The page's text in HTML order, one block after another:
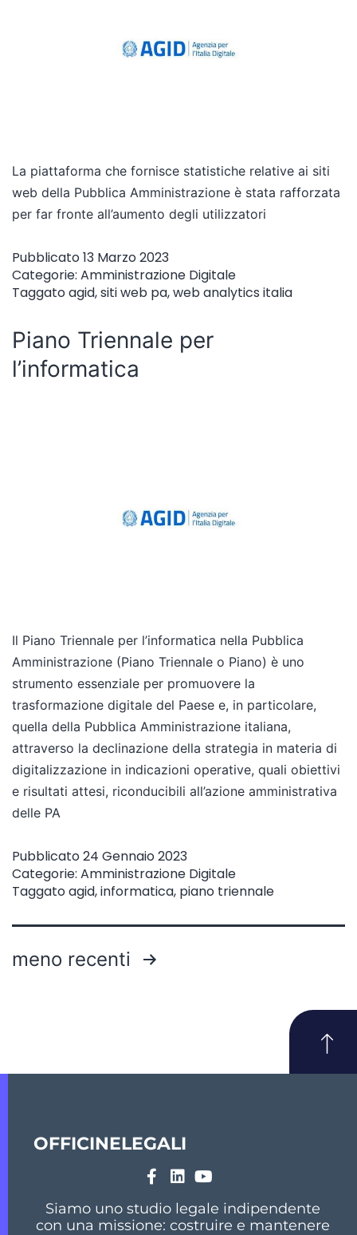
La piattaforma che fornisce statistiche relative ai siti
web della Pubblica Amministrazione è stata rafforzata
per far fronte all’aumento degli utilizzatori
Pubblicato13 Marzo 2023
Categorie: Amministrazione Digitale
Taggatoagid,siti web pa,web analytics italia
Piano Triennale per
l’informatica
Il Piano Triennale per l’informatica nella Pubblica
Amministrazione (Piano Triennale o Piano) è uno
strumento essenziale per promuovere la
trasformazione digitale del Paese e, in particolare,
quella della Pubblica Amministrazione italiana,
attraverso la declinazione della strategia in materia di
digitalizzazione in indicazioni operative, quali obiettivi
e risultati attesi, riconducibili all’azione amministrativa
delle PA
Pubblicato24 Gennaio 2023
Categorie: Amministrazione Digitale
Taggatoagid,informatica, piano triennale
meno recenti
OFFICINELEGALI
Siamo uno studio legale indipendente
con una missione: costruire e mantenere